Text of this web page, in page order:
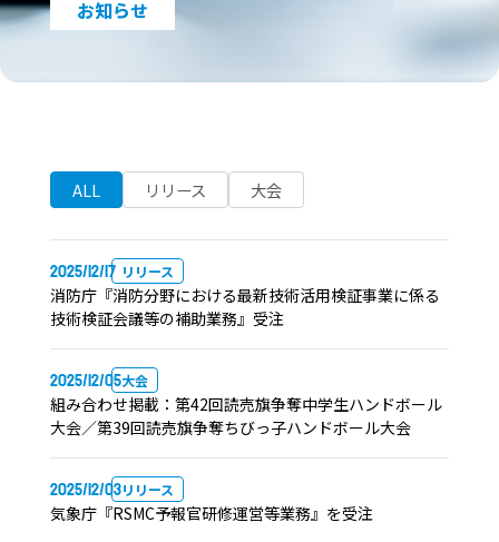
お知らせ
ALL リリース 大会
2025/12/17 リリース
消防庁『消防分野における最新技術活用検証事業に係る
技術検証会議等の補助業務』受注
2025/12/05大会
組み合わせ掲載：第42回読売旗争奪中学生ハンドボール
大会／第39回読売旗争奪ちびっ子ハンドボール大会
2025/12/03リリース
気象庁『RSMC予報官研修運営等業務』を受注